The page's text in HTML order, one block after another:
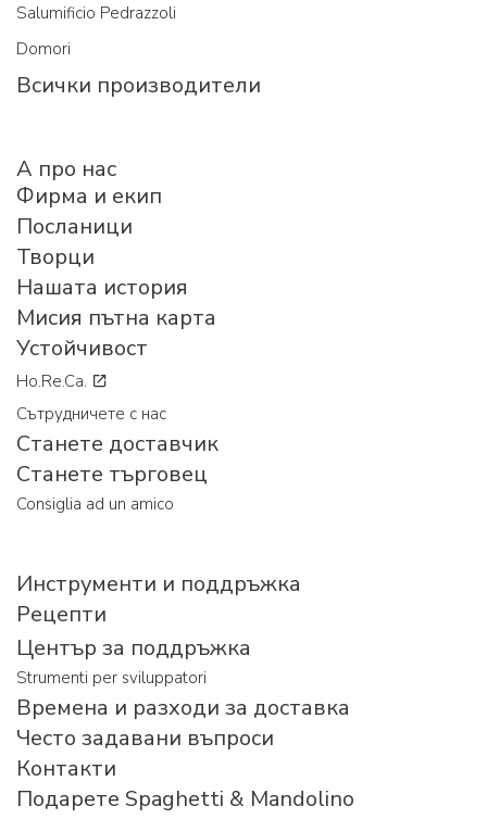
Salumificio Pedrazzoli
Domori
Всички производители
A про нас
Фирма и екип
Посланици
Творци
Нашата история
Мисия пътна карта
Устойчивост
Ho.Re.Ca.
Сътрудничете с нас
Станете доставчик
Станете търговец
Consiglia ad un amico
Инструменти и поддръжка
Рецепти
Център за поддръжка
Strumenti per sviluppatori
Времена и разходи за доставка
Често задавани въпроси
Контакти
Подарете Spaghetti & Mandolino